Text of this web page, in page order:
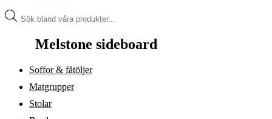
Produktsökning
Melstone sideboard
Soffor & fåtöljer
Matgrupper
Stolar